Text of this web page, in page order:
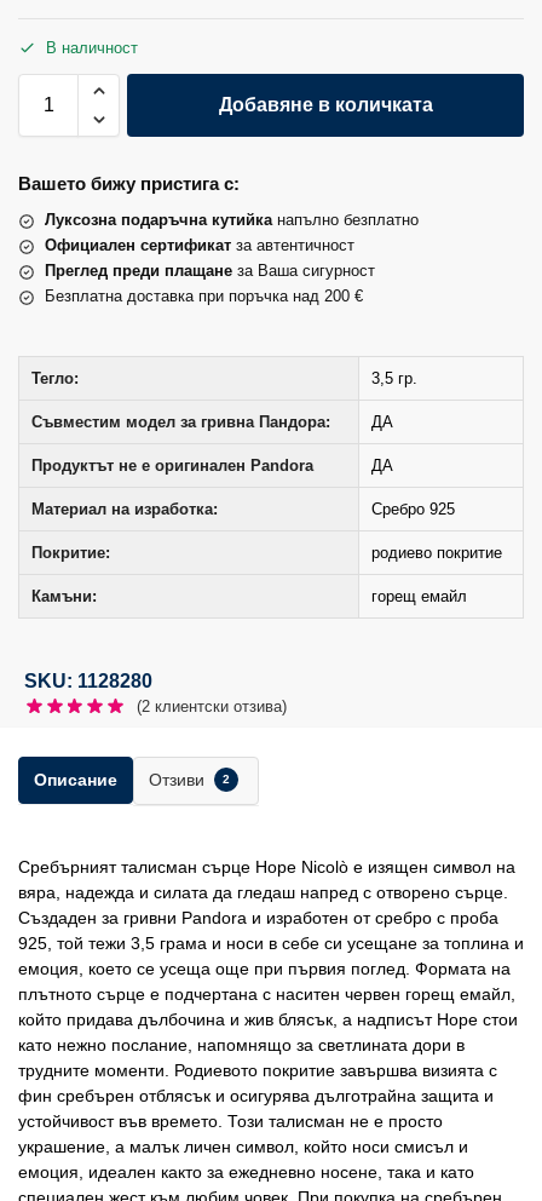
В наличност
Добавяне в количката
Вашето бижу пристига с:
Луксозна подаръчна кутийканапълно безплатно
Официален сертификат за автентичност
Преглед преди плащане за Ваша сигурност
Безплатна доставка при поръчка над 200 €
Тегло: 3,5 гр.
Съвместим модел за гривна Пандора: ДА
Продуктът не е оригинален Pandora ДА
Материал на изработка: Сребро 925
Покритие: родиево покритие
Камъни: горещ емайл
SKU: 1128280
(2 клиентски отзива)
Описание Отзиви 2
Сребърният талисман сърце Hope Nicolò е изящен символ на
вяра, надежда и силата да гледаш напред с отворено сърце.
Създаден за гривни Pandora и изработен от сребро с проба
925, той тежи 3,5 грама и носи в себе си усещане за топлина и
емоция, което се усеща още при първия поглед. Формата на
плътното сърце е подчертана с наситен червен горещ емайл,
който придава дълбочина и жив блясък, а надписът Hope стои
като нежно послание, напомнящо за светлината дори в
трудните моменти. Родиевото покритие завършва визията с
фин сребърен отблясък и осигурява дълготрайна защита и
устойчивост във времето. Този талисман не е просто
украшение, а малък личен символ, който носи смисъл и
емоция, идеален както за ежедневно носене, така и като